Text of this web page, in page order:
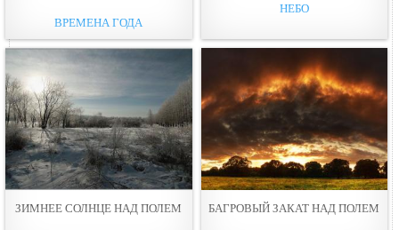
ВРЕМЕНА ГОДА
НЕБО
ЗИМНЕЕ СОЛНЦЕ НАД ПОЛЕМ БАГРОВЫЙ ЗАКАТ НАД ПОЛЕМ